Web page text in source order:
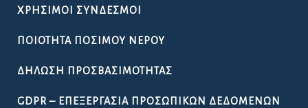
ΧΡΉΣΙΜΟΙ ΣΎΝΔΕΣΜΟΙ
ΠΟΙΌΤΗΤΑ ΠΌΣΙΜΟΥ ΝΕΡΟΎ
ΔΉΛΩΣΗ ΠΡΟΣΒΑΣΙΜΌΤΗΤΑΣ
GDPR – ΕΠΕΞΕΡΓΑΣΙΑ ΠΡΟΣΩΠΙΚΩΝ ΔΕΔΟΜΕΝΩΝ